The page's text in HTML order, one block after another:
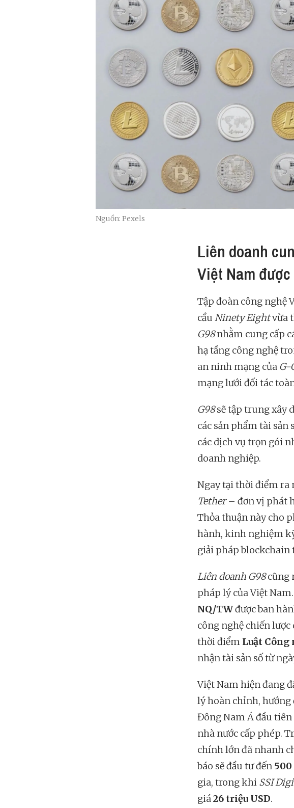
Nguồn: Pexels
Liên doanh
Việt Nam
Tập đoàn công nghệ
cầu Ninety Eightvừa
G98nhằm cung cấp
hạ tầng công nghệ
an ninh mạng của G-
mạng lưới đối tác
G98sẽ tập trung xây
các sản phẩm tài
các dịch vụ trọn gói
doanh nghiệp.
Ngay tại thời điểm ra
Tether– đơn vị phát
Thỏa thuận này cho
hành, kinh nghiệm
giải pháp blockchain
Liên doanh G98cũng
pháp lý của Việt
NQ/TWđược ban
công nghệ chiến
thời điểm Luật Công
nhận tài sản số từ
Việt Nam hiện đang
lý hoàn chỉnh,
Đông Nam Á đầu
nhà nước cấp phép.
chính lớn đã nhanh
báo sẽ đầu tư đến 500
gia, trong khi SSI
giá26 triệu USD.